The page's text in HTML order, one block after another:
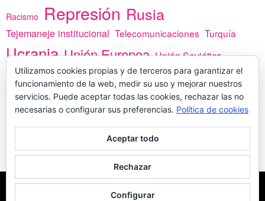
Racismo Represión Rusia
Tejemaneje institucional Telecomunicaciones Turquía
Ucrania Unión Europea Unión Soviética
vacunas Yemen África
PREGÚNTANOS
Utilizamos cookies propias y de terceros para garantizar el
funcionamiento de la web, medir su uso y mejorar nuestros
servicios. Puede aceptar todas las cookies, rechazar las no
necesarias o configurar sus preferencias. Política de cookies
Aceptar todo
Rechazar
Configurar